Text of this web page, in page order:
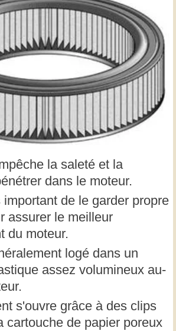
la saleté et la
dans le moteur.
important de le garder propre
assurer le meilleur
du moteur.
logé dans un
assez volumineux au-
s'ouvre grâce à des clips
cartouche de papier poreux